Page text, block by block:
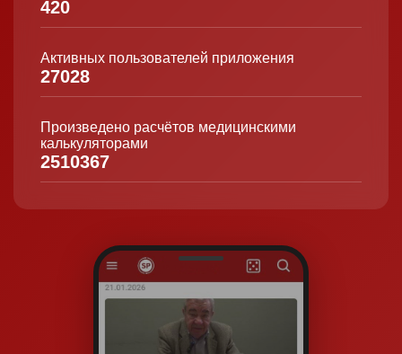
420
Активных пользователей приложения
27028
Произведено расчётов медицинскими
калькуляторами
2510367